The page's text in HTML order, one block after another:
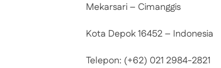
Mekarsari – Cimanggis
Kota Depok 16452 – Indonesia
Telepon: (+62) 021 2984-2821